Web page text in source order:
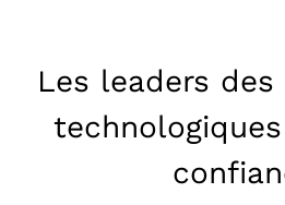
Les leaders